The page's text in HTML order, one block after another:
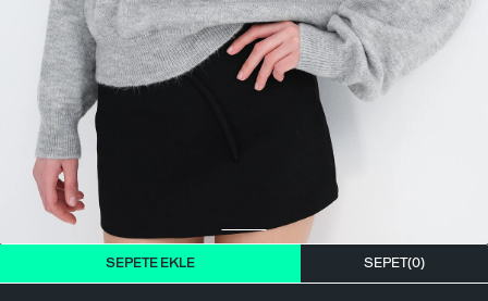
SEPETE EKLE SEPET(0)
T-SHIRT
GÖMLEK
BÜSTIYER
FULAR-SAÇ BANDI
PARFÜM
VÜCUT AKSESUARI